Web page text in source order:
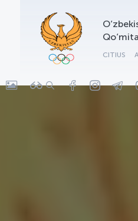
CITIUS
OLYMPCHIK AI -
Onlayn · olympic.uz